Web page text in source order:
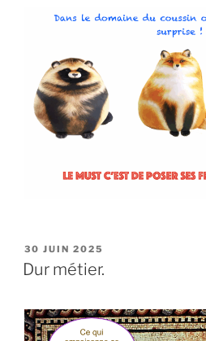
PUBLIÉ
LE
30 JUIN 2025
Dur métier.